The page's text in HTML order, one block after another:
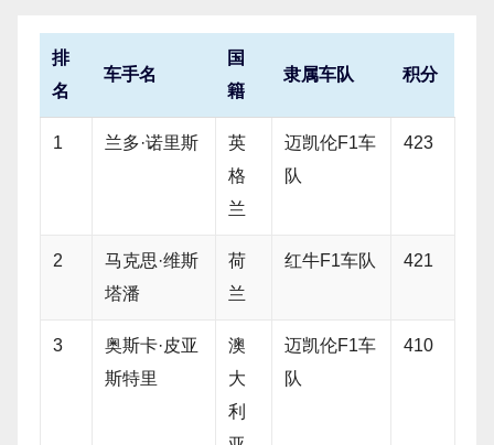
排
名
车手名
国
籍
隶属车队 积分
1 兰多·诺里斯
英
格
兰
迈凯伦F1车
队
423
2
马克思·维斯
塔潘
荷
兰
红牛F1车队 421
3
奥斯卡·皮亚
斯特里
澳
大
利
迈凯伦F1车
队
410